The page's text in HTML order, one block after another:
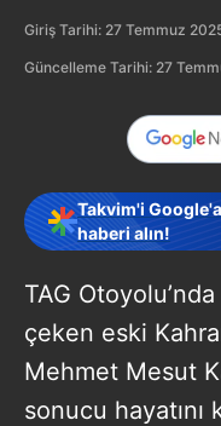
Giriş Tarihi: 27 Temmuz
Güncelleme Tarihi: 27
Takvim'i
haberi alın!
TAG
çeken eski
Mehmet Mesut
sonucu hayatını